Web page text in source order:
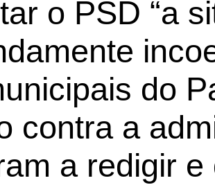
o PSD “a
do
contra a
a redigir